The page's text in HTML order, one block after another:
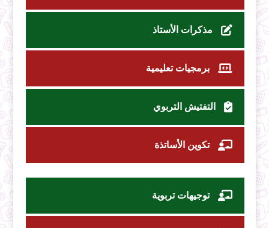
مذكرات الأستاذ
برمجيات تعليمية
التفتيش التربوي
تكوين الأساتذة
توجيهات تربوية